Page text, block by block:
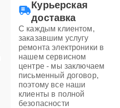
Курьерская
доставка
С каждым клиентом,
заказавшим услугу
ремонта электроники в
нашем сервисном
центре - мы заключаем
письменный договор,
поэтому все наши
клиенты в полной
безопасности